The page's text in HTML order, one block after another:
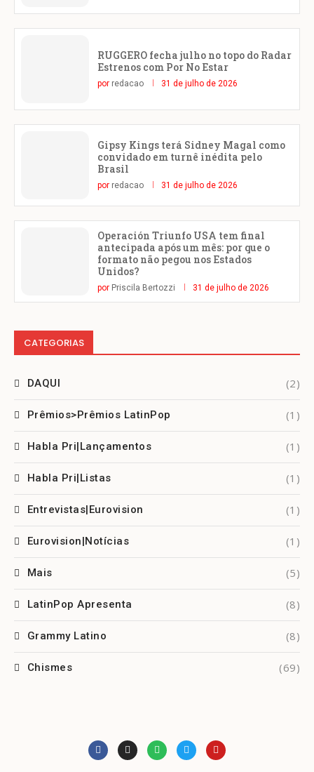
RUGGERO fecha julho no topo do Radar
Estrenos com Por No Estar
por redacao 31 de julho de 2026
Gipsy Kings terá Sidney Magal como
convidado em turnê inédita pelo
Brasil
por redacao 31 de julho de 2026
Operación Triunfo USA tem final
antecipada após um mês: por que o
formato não pegou nos Estados
Unidos?
por Priscila Bertozzi 31 de julho de 2026
CATEGORIAS
DAQUI (2)
Prêmios>Prêmios LatinPop (1)
Habla Pri|Lançamentos (1)
Habla Pri|Listas (1)
Entrevistas|Eurovision (1)
Eurovision|Notícias (1)
Mais (5)
LatinPop Apresenta (8)
Grammy Latino (8)
Chismes (69)